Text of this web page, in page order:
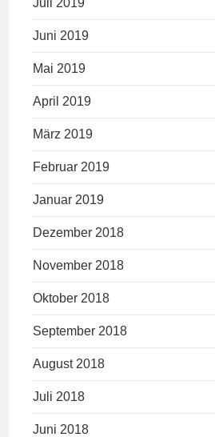
Juli 2019
Juni 2019
Mai 2019
April 2019
März 2019
Februar 2019
Januar 2019
Dezember 2018
November 2018
Oktober 2018
September 2018
August 2018
Juli 2018
Juni 2018